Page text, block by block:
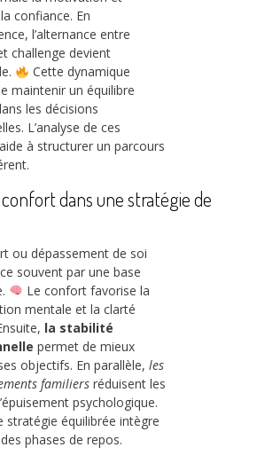
confiance. En
l’alternance entre
challenge devient
Cette dynamique
maintenir un équilibre
les décisions
L’analyse de ces
à structurer un parcours
dans une stratégie de
ou dépassement de soi
souvent par une base
Le confort favorise la
mentale et la clarté
la stabilité
permet de mieux
objectifs. En parallèle, les
familiers réduisent les
psychologique.
stratégie équilibrée intègre
phases de repos.